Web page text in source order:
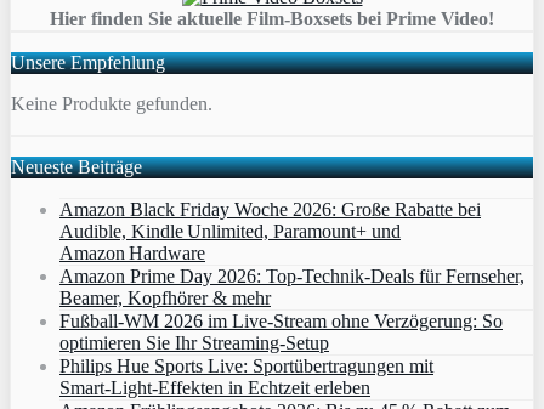
Hier finden Sie aktuelle Film-Boxsets bei Prime Video!
Unsere Empfehlung
Keine Produkte gefunden.
Neueste Beiträge
Amazon Black Friday Woche 2026: Große Rabatte bei
Audible, Kindle Unlimited, Paramount+ und
Amazon Hardware
Amazon Prime Day 2026: Top-Technik-Deals für Fernseher,
Beamer, Kopfhörer & mehr
Fußball-WM 2026 im Live-Stream ohne Verzögerung: So
optimieren Sie Ihr Streaming-Setup
Philips Hue Sports Live: Sportübertragungen mit
Smart‑Light‑Effekten in Echtzeit erleben